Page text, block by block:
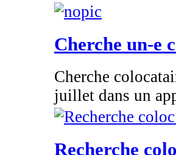
Cherche un-e
Cherche
juillet dans un
Recherche